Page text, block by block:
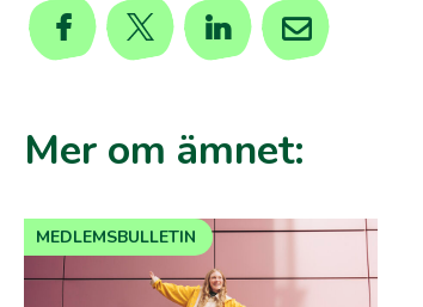
Mer om ämnet:
MEDLEMSBULLETIN